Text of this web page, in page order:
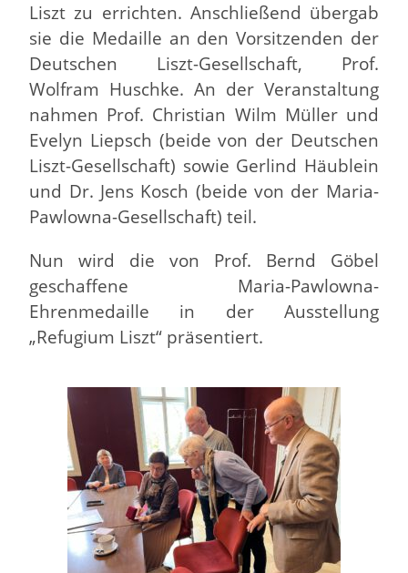
Liszt zu errichten. Anschließend übergab
sie die Medaille an den Vorsitzenden der
Deutschen Liszt-Gesellschaft, Prof.
Wolfram Huschke. An der Veranstaltung
nahmen Prof. Christian Wilm Müller und
Evelyn Liepsch (beide von der Deutschen
Liszt-Gesellschaft) sowie Gerlind Häublein
und Dr. Jens Kosch (beide von der Maria-
Pawlowna-Gesellschaft) teil.
Nun wird die von Prof. Bernd Göbel
geschaffene Maria-Pawlowna-
Ehrenmedaille in der Ausstellung
„Refugium Liszt“ präsentiert.